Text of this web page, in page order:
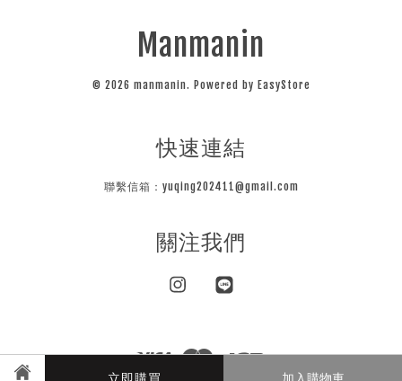
立即購買 加入購物車
Manmanin
© 2026 manmanin. Powered by EasyStore
快速連結
聯繫信箱：yuqing202411@gmail.com
關注我們
Instagram
Visa Master JCB